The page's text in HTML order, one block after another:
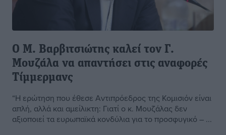
Ο Μ. Βαρβιτσιώτης καλεί τον Γ.
Μουζάλα να απαντήσει στις αναφορές
Τίμμερμανς
“H ερώτηση που έθεσε Αντιπρόεδρος της Κομισιόν είναι
απλή, αλλά και αμείλικτη: Γιατί ο κ. Μουζάλας δεν
αξιοποιεί τα ευρωπαϊκά κονδύλια για το προσφυγικό – ...